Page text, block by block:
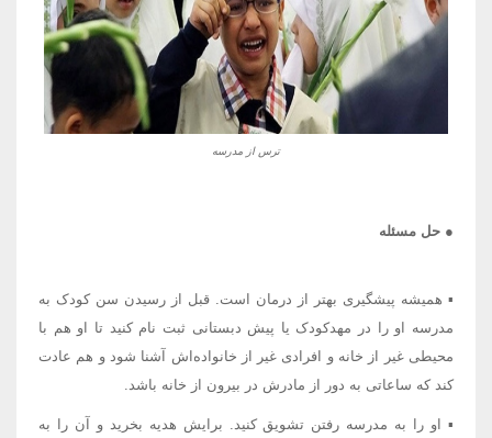
ترس از مدرسه
● حل مسئله
▪ همیشه پیشگیری بهتر از درمان است. قبل از رسیدن سن کودک به
مدرسه او را در مهدکودک یا پیش دبستانی ثبت نام کنید تا او هم با
محیطی غیر از خانه و افرادی غیر از خانواده‌اش آشنا شود و هم عادت
کند که ساعاتی به دور از مادرش در بیرون از خانه باشد.
▪ او را به مدرسه رفتن تشویق کنید. برایش هدیه بخرید و آن را به